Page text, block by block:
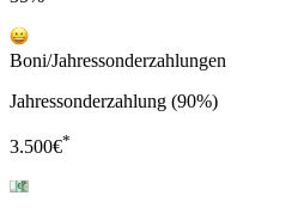
Boni/Jahressonderzahlungen
Jahressonderzahlung (90%)
3.500€*